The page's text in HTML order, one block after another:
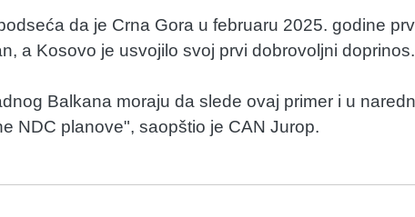
da je Crna Gora u februaru 2025. godine
a Kosovo je usvojilo svoj prvi dobrovoljni doprinos.
Balkana moraju da slede ovaj primer i u
NDC planove", saopštio je CAN Jurop.